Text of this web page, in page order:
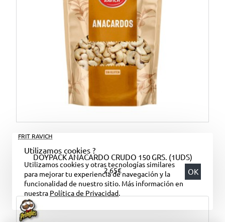
Utilizamos cookies ?
Utilizamos cookies y otras tecnologías similares
para mejorar tu experiencia de navegación y la
funcionalidad de nuestro sitio. Más información en
nuestra Política de Privacidad.
OK
FRIT RAVICH
DOYPACK ANACARDO CRUDO 150 GRS. (1UDS)
2,65€